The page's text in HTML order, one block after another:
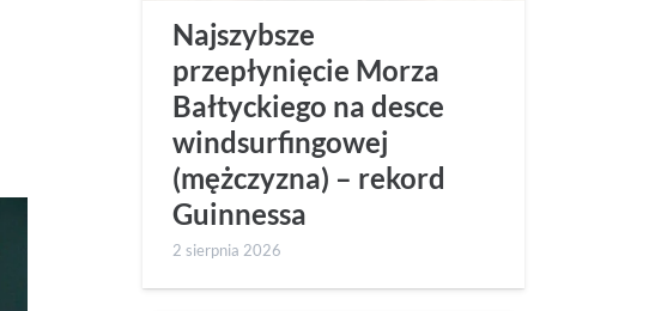
Najszybsze
przepłynięcie Morza
Bałtyckiego na desce
windsurfingowej
(mężczyzna) – rekord
Guinnessa
2 sierpnia 2026